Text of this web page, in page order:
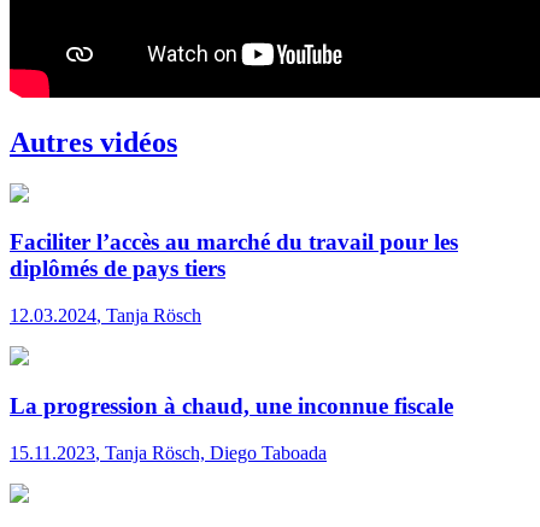
Autres vidéos
Faciliter l’accès au marché du travail pour les
diplômés de pays tiers
12.03.2024, Tanja Rösch
La progression à chaud, une inconnue fiscale
15.11.2023, Tanja Rösch, Diego Taboada